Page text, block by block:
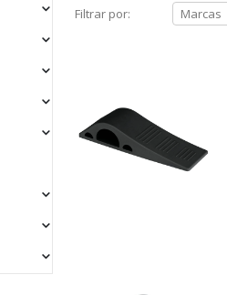
Filtrar por: